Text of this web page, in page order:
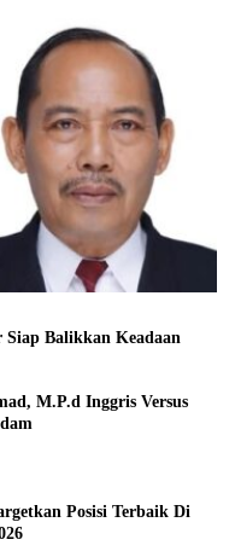
Balikkan Keadaan
M.P.d Inggris Versus
Posisi Terbaik Di